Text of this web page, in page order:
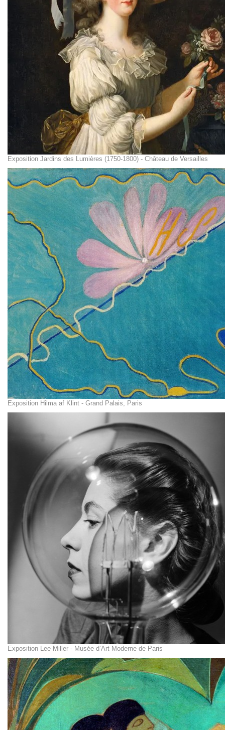
Exposition Jardins des Lumières (1750-1800) - Château de Versailles
Exposition Hilma af Klint - Grand Palais, Paris
Exposition Lee Miller - Musée d’Art Moderne de Paris